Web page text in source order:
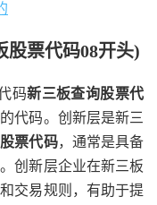
股票代码08开头)
码新三板查询股票代
代码。创新层是新三
票代码，通常是具备
创新层企业在新三板
交易规则，有助于提